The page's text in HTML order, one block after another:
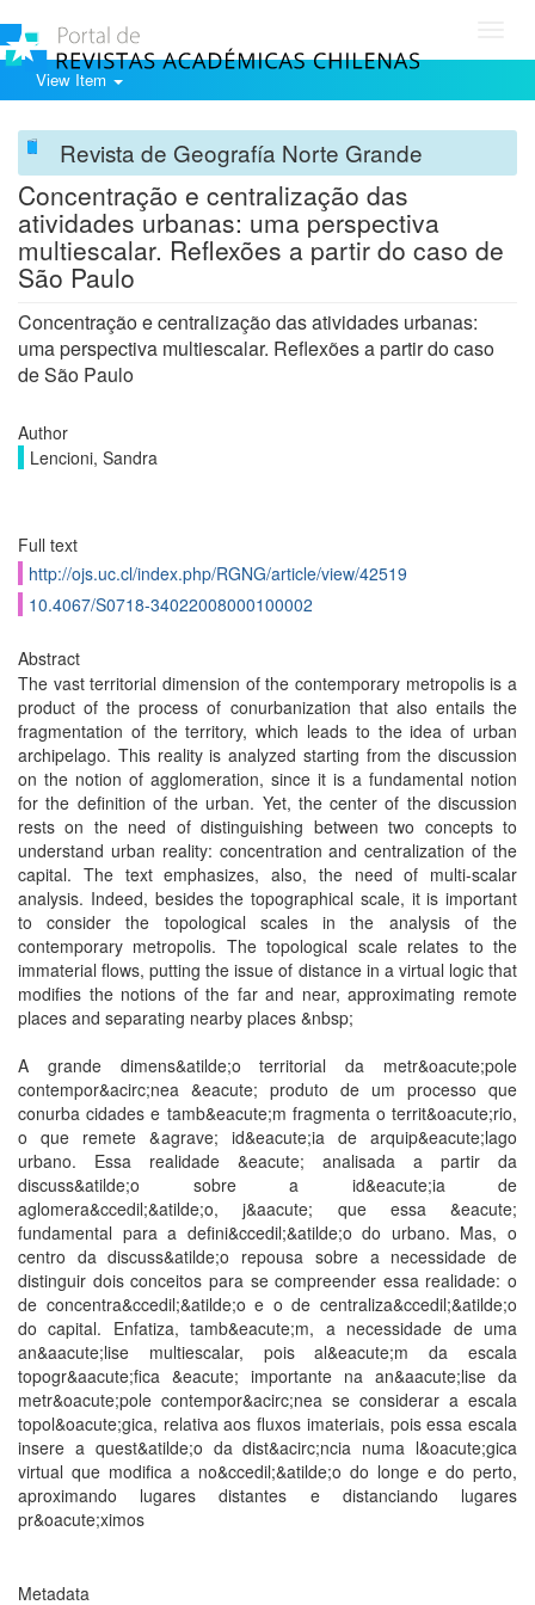
View Item
Revista de Geografía Norte Grande
Concentração e centralização das
atividades urbanas: uma perspectiva
multiescalar. Reflexões a partir do caso de
São Paulo
Concentração e centralização das atividades urbanas:
uma perspectiva multiescalar. Reflexões a partir do caso
de São Paulo
Author
Lencioni, Sandra
Full text
http://ojs.uc.cl/index.php/RGNG/article/view/42519
10.4067/S0718-34022008000100002
Abstract
The vast territorial dimension of the contemporary metropolis is a
product of the process of conurbanization that also entails the
fragmentation of the territory, which leads to the idea of urban
archipelago. This reality is analyzed starting from the discussion
on the notion of agglomeration, since it is a fundamental notion
for the definition of the urban. Yet, the center of the discussion
rests on the need of distinguishing between two concepts to
understand urban reality: concentration and centralization of the
capital. The text emphasizes, also, the need of multi-scalar
analysis. Indeed, besides the topographical scale, it is important
to consider the topological scales in the analysis of the
contemporary metropolis. The topological scale relates to the
immaterial flows, putting the issue of distance in a virtual logic that
modifies the notions of the far and near, approximating remote
places and separating nearby places &nbsp;
A grande dimens&atilde;o territorial da metr&oacute;pole
contempor&acirc;nea &eacute; produto de um processo que
conurba cidades e tamb&eacute;m fragmenta o territ&oacute;rio,
o que remete &agrave; id&eacute;ia de arquip&eacute;lago
urbano. Essa realidade &eacute; analisada a partir da
discuss&atilde;o sobre a id&eacute;ia de
aglomera&ccedil;&atilde;o, j&aacute; que essa &eacute;
fundamental para a defini&ccedil;&atilde;o do urbano. Mas, o
centro da discuss&atilde;o repousa sobre a necessidade de
distinguir dois conceitos para se compreender essa realidade: o
de concentra&ccedil;&atilde;o e o de centraliza&ccedil;&atilde;o
do capital. Enfatiza, tamb&eacute;m, a necessidade de uma
an&aacute;lise multiescalar, pois al&eacute;m da escala
topogr&aacute;fica &eacute; importante na an&aacute;lise da
metr&oacute;pole contempor&acirc;nea se considerar a escala
topol&oacute;gica, relativa aos fluxos imateriais, pois essa escala
insere a quest&atilde;o da dist&acirc;ncia numa l&oacute;gica
virtual que modifica a no&ccedil;&atilde;o do longe e do perto,
aproximando lugares distantes e distanciando lugares
pr&oacute;ximos
Metadata